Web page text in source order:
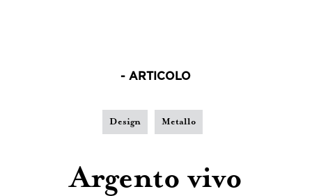
- ARTICOLO
Design Metallo
Argento vivo